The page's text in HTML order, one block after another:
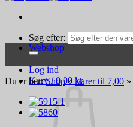
Søg efter:
Log ind
Kurv /0,00 kr.
Webshop
Du er her: Shop» Varer til 7,00 »